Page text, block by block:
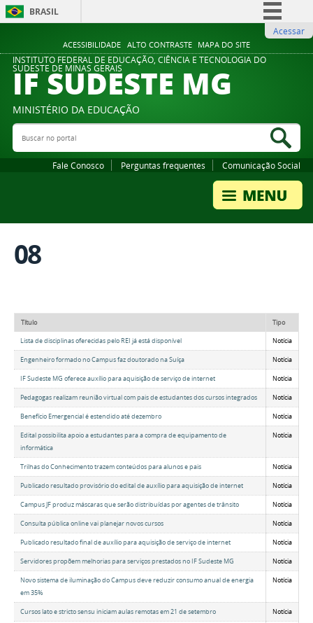
ACESSIBILIDADE ALTO CONTRASTE MAPA DO SITE
BRASIL
Comunica BR
Participe
Legislação
Acessar
INSTITUTO FEDERAL DE EDUCAÇÃO, CIÊNCIA E TECNOLOGIA DO
SUDESTE DE MINAS GERAIS
IF SUDESTE MG
MINISTÉRIO DA EDUCAÇÃO
Buscar no portal
Fale Conosco Perguntas frequentes Comunicação Social
08
Título Tipo
Lista de disciplinas oferecidas pelo REI já está disponível Notícia
Engenheiro formado no Campus faz doutorado na Suíça Notícia
IF Sudeste MG oferece auxílio para aquisição de serviço de internet Notícia
Pedagogas realizam reunião virtual com pais de estudantes dos cursos integrados Notícia
Benefício Emergencial é estendido até dezembro Notícia
Edital possibilita apoio a estudantes para a compra de equipamento de
informática
Notícia
Trilhas do Conhecimento trazem conteúdos para alunos e pais Notícia
Publicado resultado provisório do edital de auxílio para aquisição de internet Notícia
Campus JF produz máscaras que serão distribuídas por agentes de trânsito Notícia
Consulta pública online vai planejar novos cursos Notícia
Publicado resultado final de auxílio para aquisição de serviço de internet Notícia
Servidores propõem melhorias para serviços prestados no IF Sudeste MG Notícia
Novo sistema de iluminação do Campus deve reduzir consumo anual de energia
em 35%
Notícia
Cursos lato e stricto sensu iniciam aulas remotas em 21 de setembro Notícia